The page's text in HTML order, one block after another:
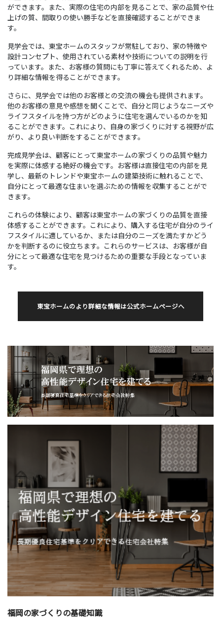
ができます。また、実際の住宅の内部を見ることで、家の品質や仕
上げの質、間取りの使い勝手などを直接確認することができま
す。
見学会では、東宝ホームのスタッフが常駐しており、家の特徴や
設計コンセプト、使用されている素材や技術についての説明を行
っています。また、お客様の質問にも丁寧に答えてくれるため、よ
り詳細な情報を得ることができます。
さらに、見学会では他のお客様との交流の機会も提供されます。
他のお客様の意見や感想を聞くことで、自分と同じようなニーズや
ライフスタイルを持つ方がどのように住宅を選んでいるのかを知
ることができます。これにより、自身の家づくりに対する視野が広
がり、より良い判断をすることができます。
完成見学会は、顧客にとって東宝ホームの家づくりの品質や魅力
を実際に体感する絶好の機会です。お客様は直接住宅の内部を見
学し、最新のトレンドや東宝ホームの建築技術に触れることで、
自分にとって最適な住まいを選ぶための情報を収集することがで
きます。
これらの体験により、顧客は東宝ホームの家づくりの品質を直接
体感することができます。これにより、購入する住宅が自分のライ
フスタイルに適しているか、または自分のニーズを満たすかどう
かを判断するのに役立ちます。これらのサービスは、お客様が自
分にとって最適な住宅を見つけるための重要な手段となっていま
す。
東宝ホームのより詳細な情報は公式ホームページへ
福岡の家づくりの基礎知識